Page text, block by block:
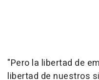
"Pero la libertad de
libertad de nuestros